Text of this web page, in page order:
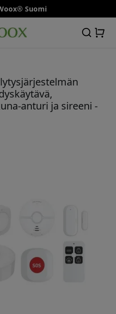
Suomi
anturi ja sireeni -